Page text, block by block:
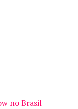
no Brasil